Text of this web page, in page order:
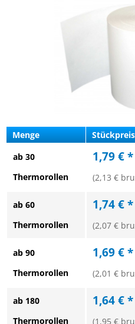
Menge Stückpreis
ab 30
Thermorollen
1,79 € *
(2,13 €
ab 60
Thermorollen
1,74 € *
(2,07 €
ab 90
Thermorollen
1,69 € *
(2,01 €
ab 180
Thermorollen
1,64 € *
(1,95 €